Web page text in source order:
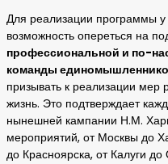
Для реализации программы
возможность опереться на
профессиональной и по-
команды
призывать к реализации мер
жизнь. Это подтверждает
нынешней кампании Н.М.
мероприятий, от Москвы до
до Красноярска, от Калуги до